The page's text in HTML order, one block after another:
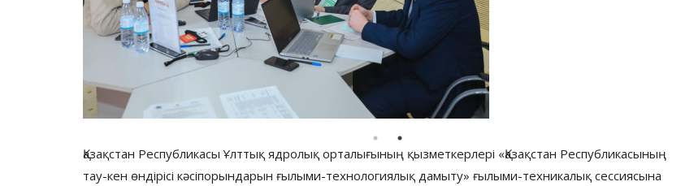
Қазақстан Республикасы Ұлттық ядролық орталығының қызметкерлері «Қазақстан Республикасының
тау-кен өндірісі кәсіпорындарын ғылыми-технологиялық дамыту» ғылыми-техникалық сессиясына